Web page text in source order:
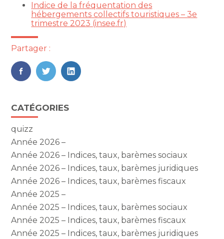
Indice de la fréquentation des
hébergements collectifs touristiques – 3e
trimestre 2023 (insee.fr)
Partager :
FaceBook
TwitterLinkedIn
Blog
sidebar
CATÉGORIES
quizz
Année 2026 –
Année 2026 – Indices, taux, barèmes sociaux
Année 2026 – Indices, taux, barèmes juridiques
Année 2026 – Indices, taux, barèmes fiscaux
Année 2025 –
Année 2025 – Indices, taux, barèmes sociaux
Année 2025 – Indices, taux, barèmes fiscaux
Année 2025 – Indices, taux, barèmes juridiques